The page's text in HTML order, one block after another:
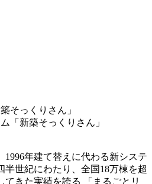
そっくりさん」
「新築そっくりさん」
1996年建て替えに代わる新システ
半世紀にわたり、全国18万棟を超
てきた実績を誇る 「まるごとリ